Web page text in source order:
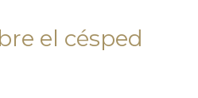
el césped